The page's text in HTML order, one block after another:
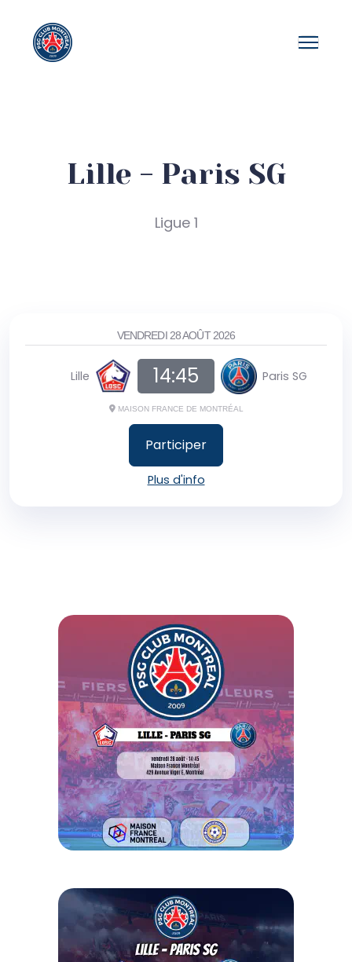
Lille - Paris SG
Ligue 1
VENDREDI 28 AOÛT 2026
Lille 14:45 Paris SG
MAISON FRANCE DE MONTRÉAL
Participer
Plus d'info